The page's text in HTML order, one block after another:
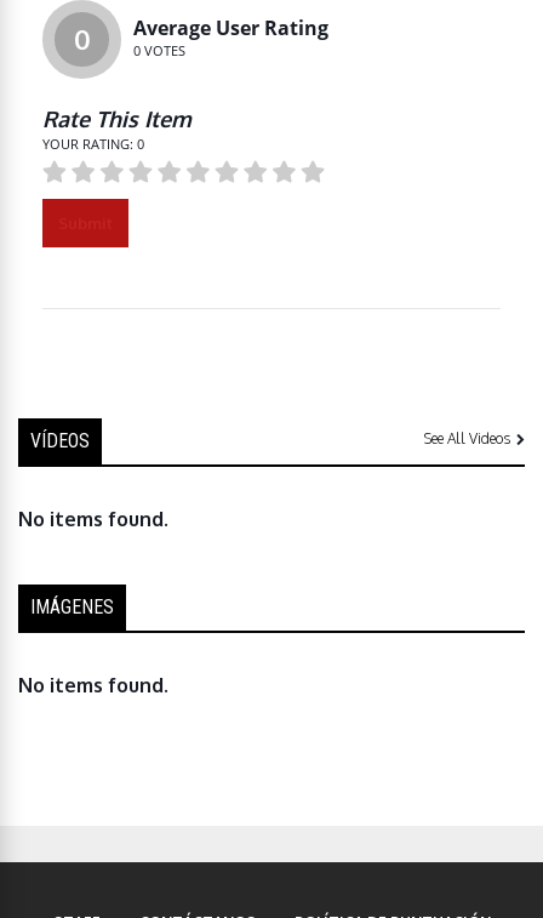
0 Average User Rating
0 VOTES
Rate This Item
YOUR RATING: 0
VÍDEOS See All Videos
No items found.
IMÁGENES
No items found.